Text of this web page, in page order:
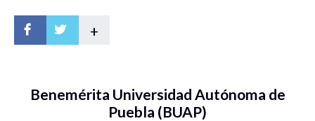
+
Benemérita Universidad Autónoma de
Puebla (BUAP)